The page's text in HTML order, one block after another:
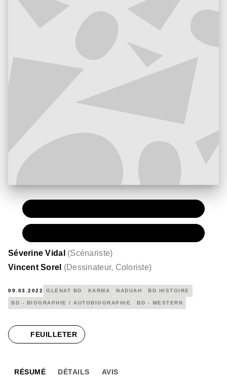
Séverine Vidal (Scénariste)
Vincent Sorel (Dessinateur, Coloriste)
09.03.2022 GLÉNAT BD KARMA NADUAH BD HISTOIRE
BD - BIOGRAPHIE / AUTOBIOGRAPHIE BD - WESTERN
FEUILLETER
RÉSUMÉ DÉTAILS AVIS